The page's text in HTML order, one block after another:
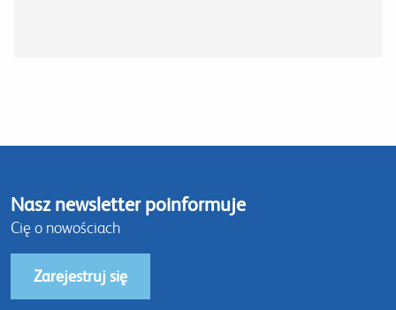
Nasz newsletter poinformuje
Cię o nowościach
Zarejestruj się